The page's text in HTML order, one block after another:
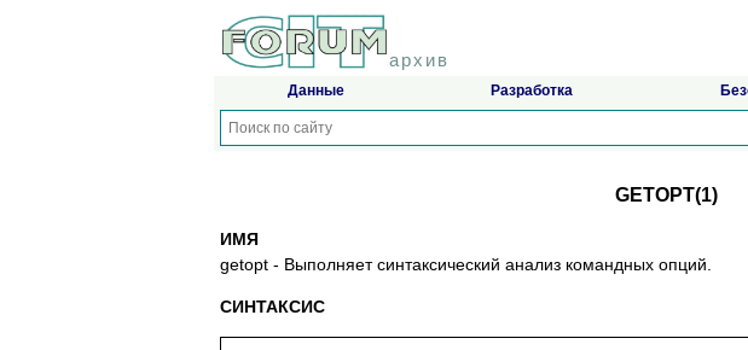
архив
Данные Разработка
GETOPT(1)
ИМЯ
getopt - Выполняет синтаксический анализ командных опций.
СИНТАКСИС